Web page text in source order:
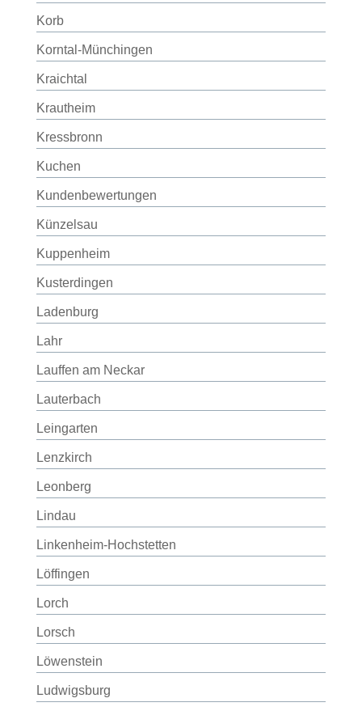
Korb
Korntal-Münchingen
Kraichtal
Krautheim
Kressbronn
Kuchen
Kundenbewertungen
Künzelsau
Kuppenheim
Kusterdingen
Ladenburg
Lahr
Lauffen am Neckar
Lauterbach
Leingarten
Lenzkirch
Leonberg
Lindau
Linkenheim-Hochstetten
Löffingen
Lorch
Lorsch
Löwenstein
Ludwigsburg